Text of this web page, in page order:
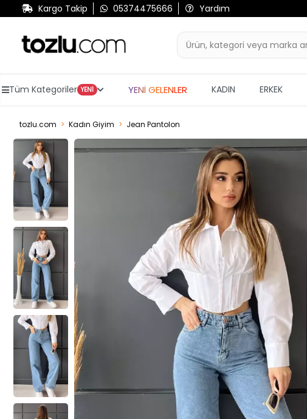
Kargo Takip 05374475666 Yardım
Tüm Kategoriler YENİ YENİ GELENLER KADIN ERKEK
tozlu.com Kadın Giyim Jean Pantolon